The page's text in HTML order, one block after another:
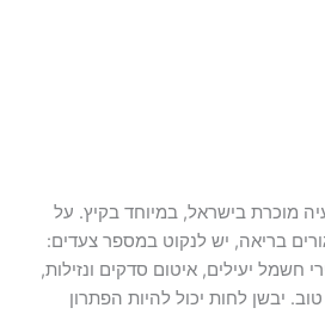
מוכרת בישראל, במיוחד בקיץ. על
בריאה, יש לנקוט במספר צעדים:
חשמל יעילים, איטום סדקים ונזילות,
יבשן לחות יכול להיות הפתרון